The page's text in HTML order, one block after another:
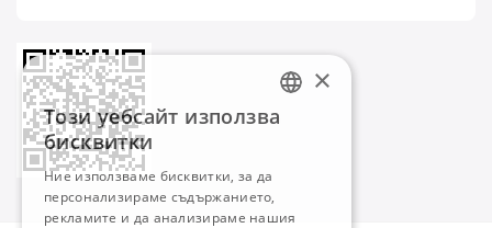
BULGARIAN
×
Този уебсайт използва
бисквитки
Ние използваме бисквитки, за да
персонализираме съдържанието,
рекламите и да анализираме нашия